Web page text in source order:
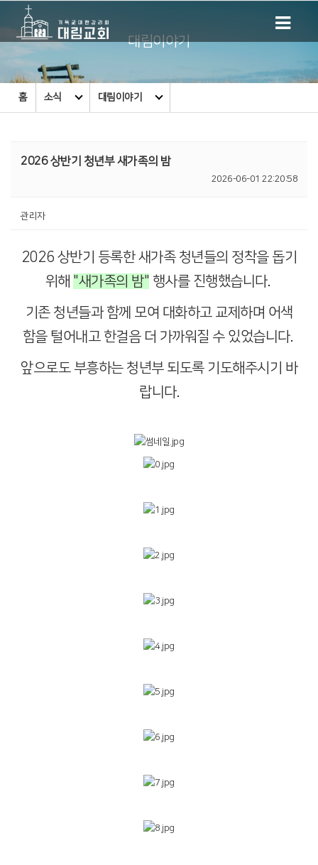
대림이야기
홈 소식 대림이야기
2026 상반기 청년부 새가족의 밤
2026-06-01 22:20:58
관리자
2026 상반기 등록한 새가족 청년들의 정착을 돕기
위해 "새가족의 밤" 행사를 진행했습니다.
기존 청년들과 함께 모여 대화하고 교제하며 어색
함을 털어내고 한걸음 더 가까워질 수 있었습니다.
앞으로도 부흥하는 청년부 되도록 기도해주시기 바
랍니다.